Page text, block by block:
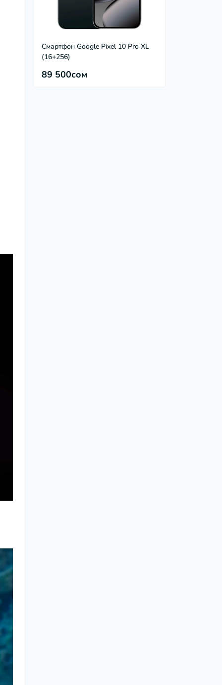
Смартфон Google Pixel 10 Pro XL
(16+256)
89 500сом